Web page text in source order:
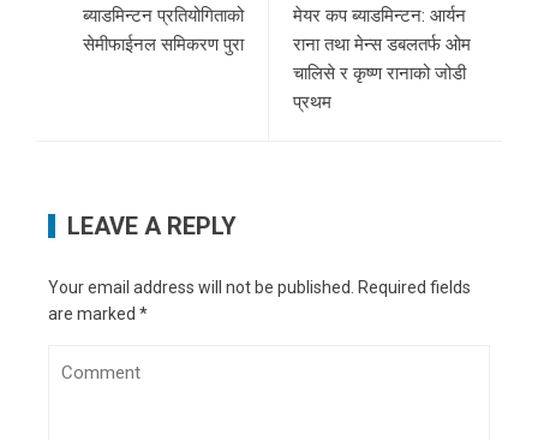
ब्याडमिन्टन प्रतियोगिताको
सेमीफाईनल समिकरण पुरा
मेयर कप ब्याडमिन्टन: आर्यन
राना तथा मेन्स डबलतर्फ ओम
चालिसे र कृष्ण रानाको जोडी
प्रथम
LEAVE A REPLY
Your email address will not be published. Required fields
are marked *